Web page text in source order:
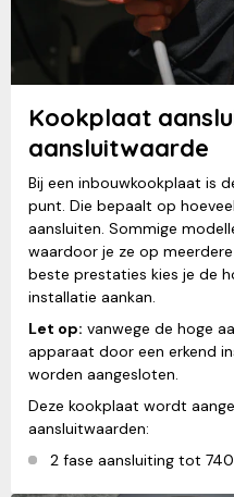
Kookplaat
aansluitwaarde
Bij een inbouwkookplaat is
punt. Die bepaalt op
aansluiten. Sommige
waardoor je ze op
beste prestaties kies je de
installatie aankan.
Let op: vanwege de hoge
apparaat door een erkend
worden aangesloten.
Deze kookplaat wordt
aansluitwaarden:
2 fase aansluiting tot